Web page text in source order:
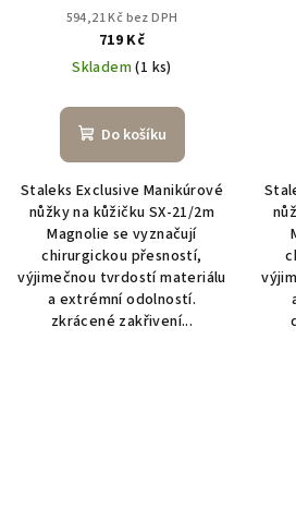
594,21 Kč bez DPH
719 Kč
Skladem(1 ks)
Do košíku
Staleks Exclusive Manikúrové
nůžky na kůžičku SX-21/2m
Magnolie se vyznačují
chirurgickou přesností,
výjimečnou tvrdostí materiálu
a extrémní odolností.
zkrácené zakřivení...